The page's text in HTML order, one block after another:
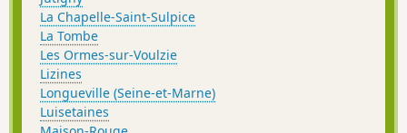
La Chapelle-Saint-Sulpice
La Tombe
Les Ormes-sur-Voulzie
Lizines
Longueville (Seine-et-Marne)
Luisetaines